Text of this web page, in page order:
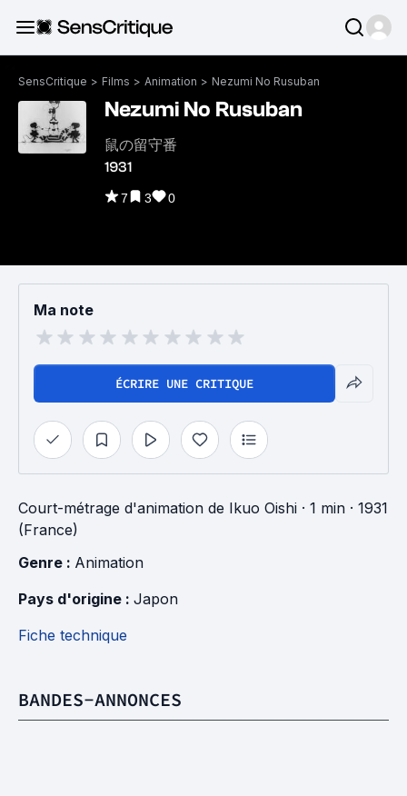
SensCritique > Films > Animation > Nezumi No Rusuban
Nezumi No Rusuban
鼠の留守番
1931
7 3 0
Ma note
ÉCRIRE UNE CRITIQUE
Court-métrage d'animation de Ikuo Oishi · 1 min · 1931
(France)
Genre : Animation
Pays d'origine : Japon
Fiche technique
BANDES-ANNONCES